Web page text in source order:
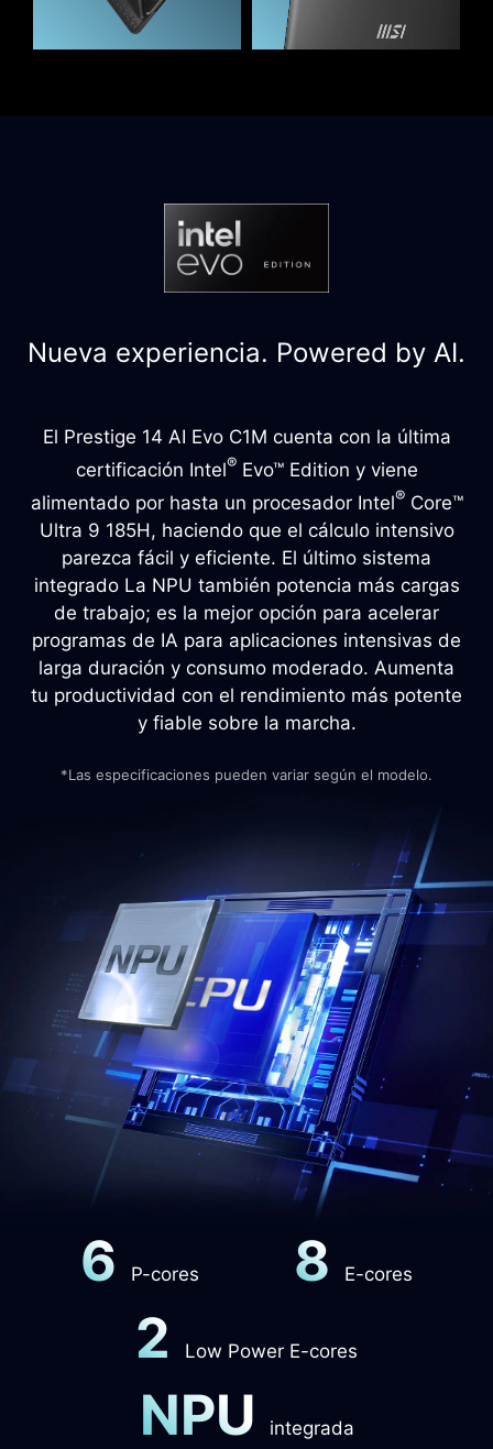
Nueva experiencia. Powered by AI.
El Prestige 14 AI Evo C1M cuenta con la última
certificación Intel®Evo™ Edition y viene
alimentado por hasta un procesador Intel®Core™
Ultra 9 185H, haciendo que el cálculo intensivo
parezca fácil y eficiente. El último sistema
integrado La NPU también potencia más cargas
de trabajo; es la mejor opción para acelerar
programas de IA para aplicaciones intensivas de
larga duración y consumo moderado. Aumenta
tu productividad con el rendimiento más potente
y fiable sobre la marcha.
*Las especificaciones pueden variar según el modelo.
6 P-cores 8 E-cores
2 Low Power E-cores
NPU integrada